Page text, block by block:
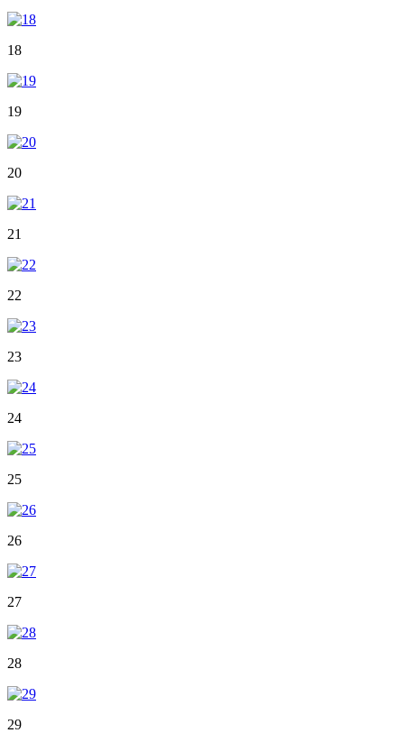
18
19
20
21
22
23
24
25
26
27
28
29